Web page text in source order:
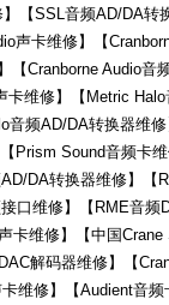
【SSL音频AD/DA转
声卡维修】【
【Cranborne Audio
卡维修】【Metric
音频AD/DA转换器维
Prism Sound音频卡
DA转换器维修】【
口维修】【RME音
卡维修】【中国
解码器维修】【
维修】【Audient音